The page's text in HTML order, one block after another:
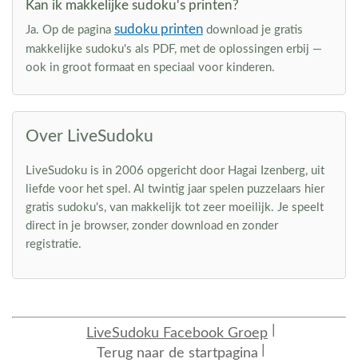
Kan ik makkelijke sudoku's printen?
Ja. Op de pagina sudoku printen download je gratis
makkelijke sudoku's als PDF, met de oplossingen erbij —
ook in groot formaat en speciaal voor kinderen.
Over LiveSudoku
LiveSudoku is in 2006 opgericht door Hagai Izenberg, uit
liefde voor het spel. Al twintig jaar spelen puzzelaars hier
gratis sudoku's, van makkelijk tot zeer moeilijk. Je speelt
direct in je browser, zonder download en zonder
registratie.
LiveSudoku Facebook Groep
Terug naar de startpagina